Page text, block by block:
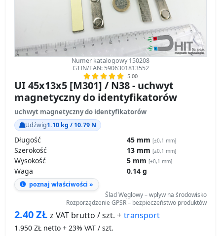
Numer katalogowy 150208
GTIN/EAN: 5906301813552
5.00
UI 45x13x5 [M301] / N38 - uchwyt
magnetyczny do identyfikatorów
uchwyt magnetyczny do identyfikatorów
Udźwig1.10 kg / 10.79 N
Długość 45 mm [±0,1 mm]
Szerokość 13 mm [±0,1 mm]
Wysokość 5 mm [±0,1 mm]
Waga 0.14 g
poznaj właściwości »
Ślad Węglowy – wpływ na środowisko
Rozporządzenie GPSR – bezpieczeństwo produktów
2.40ZŁ z VAT brutto / szt. + transport
1.950 ZŁ netto + 23% VAT / szt.